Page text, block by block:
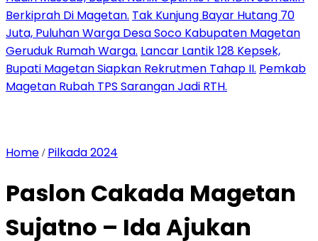
Berkiprah Di Magetan. Tak Kunjung Bayar Hutang 70
Juta, Puluhan Warga Desa Soco Kabupaten Magetan
Geruduk Rumah Warga. Lancar Lantik 128 Kepsek,
Bupati Magetan Siapkan Rekrutmen Tahap II. Pemkab
Magetan Rubah TPS Sarangan Jadi RTH.
Home / Pilkada 2024
Paslon Cakada Magetan
Sujatno – Ida Ajukan